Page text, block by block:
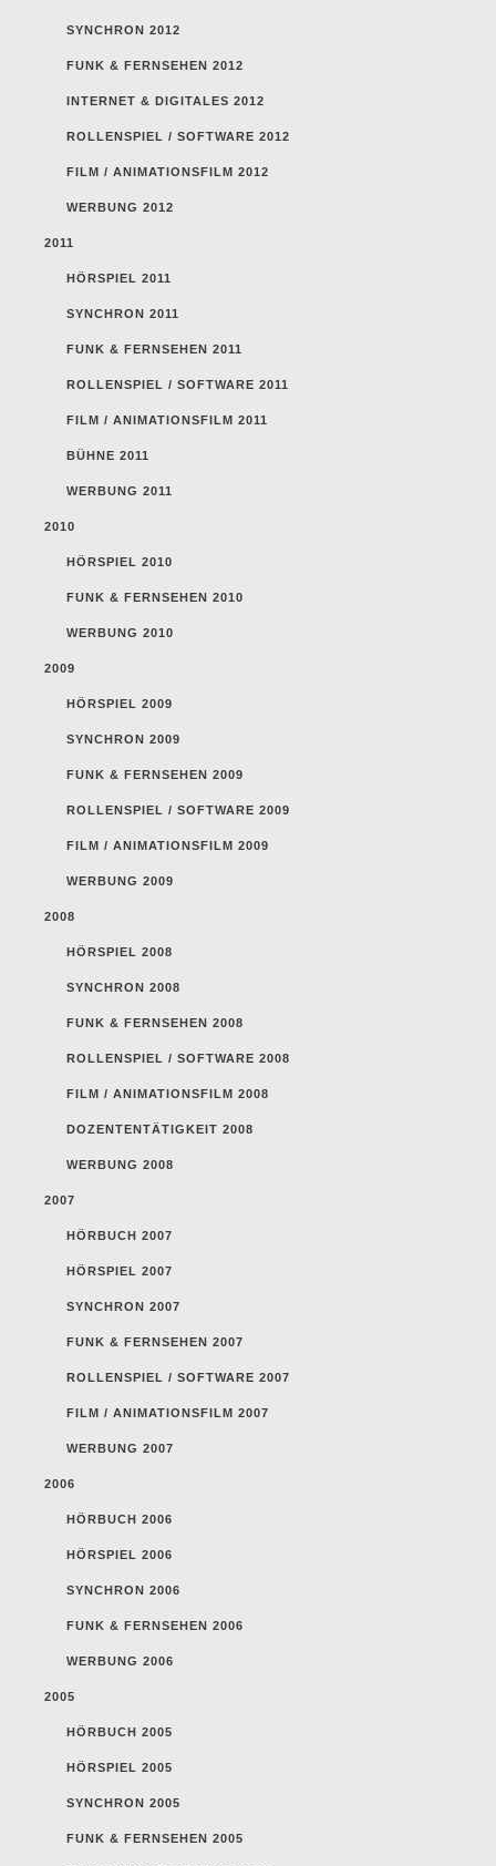
SYNCHRON 2012
FUNK & FERNSEHEN 2012
INTERNET & DIGITALES 2012
ROLLENSPIEL / SOFTWARE 2012
FILM / ANIMATIONSFILM 2012
WERBUNG 2012
2011
HÖRSPIEL 2011
SYNCHRON 2011
FUNK & FERNSEHEN 2011
ROLLENSPIEL / SOFTWARE 2011
FILM / ANIMATIONSFILM 2011
BÜHNE 2011
WERBUNG 2011
2010
HÖRSPIEL 2010
FUNK & FERNSEHEN 2010
WERBUNG 2010
2009
HÖRSPIEL 2009
SYNCHRON 2009
FUNK & FERNSEHEN 2009
ROLLENSPIEL / SOFTWARE 2009
FILM / ANIMATIONSFILM 2009
WERBUNG 2009
2008
HÖRSPIEL 2008
SYNCHRON 2008
FUNK & FERNSEHEN 2008
ROLLENSPIEL / SOFTWARE 2008
FILM / ANIMATIONSFILM 2008
DOZENTENTÄTIGKEIT 2008
WERBUNG 2008
2007
HÖRBUCH 2007
HÖRSPIEL 2007
SYNCHRON 2007
FUNK & FERNSEHEN 2007
ROLLENSPIEL / SOFTWARE 2007
FILM / ANIMATIONSFILM 2007
WERBUNG 2007
2006
HÖRBUCH 2006
HÖRSPIEL 2006
SYNCHRON 2006
FUNK & FERNSEHEN 2006
WERBUNG 2006
2005
HÖRBUCH 2005
HÖRSPIEL 2005
SYNCHRON 2005
FUNK & FERNSEHEN 2005